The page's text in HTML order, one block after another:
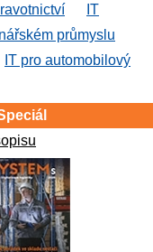
IT
průmyslu
IT pro automobilový